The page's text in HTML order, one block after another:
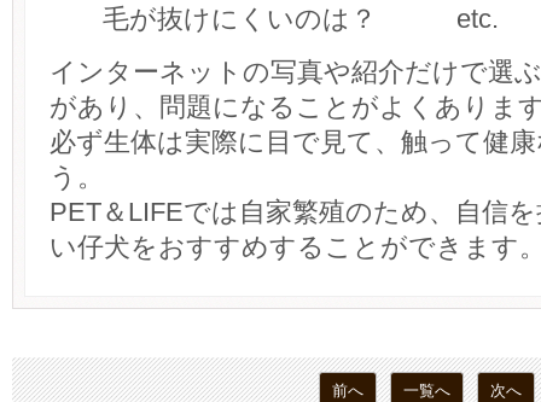
毛が抜けにくいのは？ etc.
インターネットの写真や紹介だけで選
があり、問題になることがよくありま
必ず生体は実際に目で見て、触って健
う。
PET＆LIFEでは自家繁殖のため、自信
い仔犬をおすすめすることができます
前へ 一覧へ 次へ